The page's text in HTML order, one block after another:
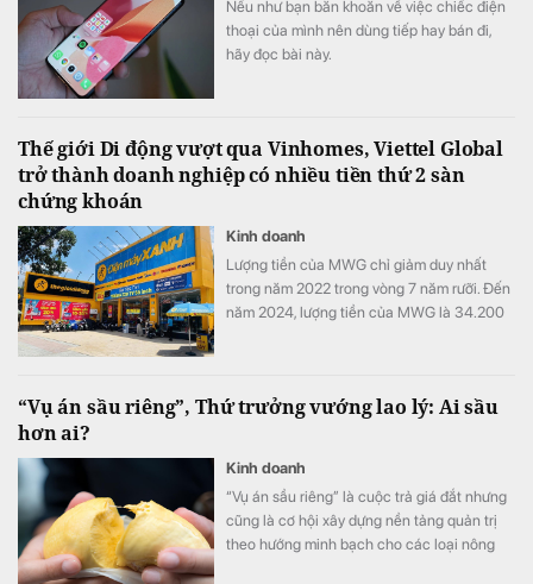
Nếu như bạn băn khoăn về việc chiếc điện
thoại của mình nên dùng tiếp hay bán đi,
hãy đọc bài này.
Thế giới Di động vượt qua Vinhomes, Viettel Global
trở thành doanh nghiệp có nhiều tiền thứ 2 sàn
chứng khoán
Kinh doanh
Lượng tiền của MWG chỉ giảm duy nhất
trong năm 2022 trong vòng 7 năm rưỡi. Đến
năm 2024, lượng tiền của MWG là 34.200
“Vụ án sầu riêng”, Thứ trưởng vướng lao lý: Ai sầu
hơn ai?
Kinh doanh
“Vụ án sầu riêng” là cuộc trả giá đắt nhưng
cũng là cơ hội xây dựng nền tảng quản trị
theo hướng minh bạch cho các loại nông